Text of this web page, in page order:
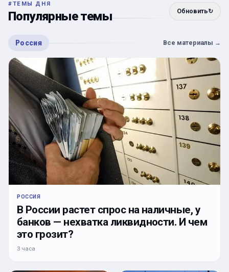
#ТЕМЫ ДНЯ
Популярные темы Обновить↻
Россия Все материалы →
РОССИЯ
В России растет спрос на наличные, у
банков — нехватка ликвидности. И чем
это грозит?
3 часа